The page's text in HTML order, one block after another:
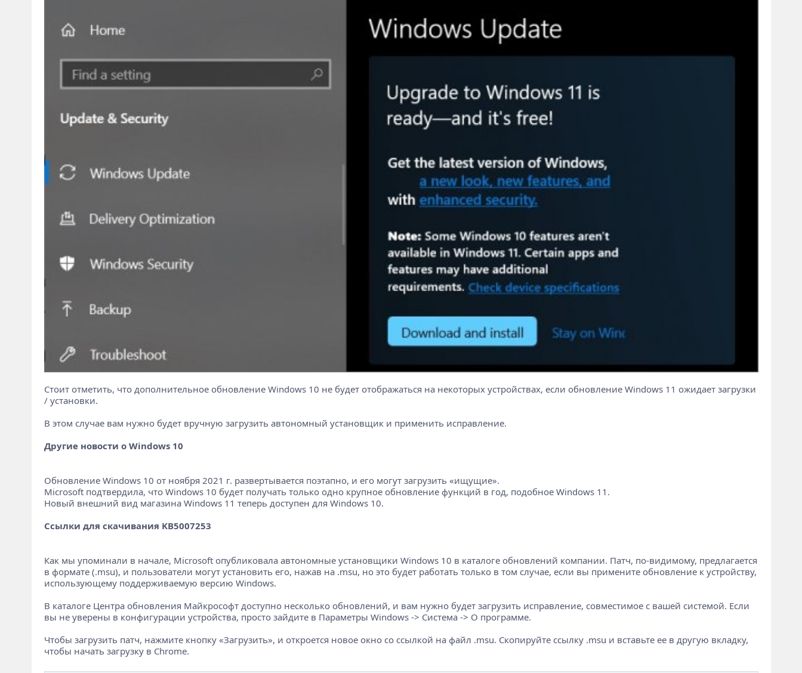
Стоит отметить, что дополнительное обновление Windows 10 не будет отображаться на некоторых устройствах, если обновление Windows 11 ожидает загрузки
/ установки.
В этом случае вам нужно будет вручную загрузить автономный установщик и применить исправление.
Другие новости о Windows 10
Обновление Windows 10 от ноября 2021 г. развертывается поэтапно, и его могут загрузить «ищущие».
Microsoft подтвердила, что Windows 10 будет получать только одно крупное обновление функций в год, подобное Windows 11.
Новый внешний вид магазина Windows 11 теперь доступен для Windows 10.
Ссылки для скачивания KB5007253
Как мы упоминали в начале, Microsoft опубликовала автономные установщики Windows 10 в каталоге обновлений компании. Патч, по-видимому, предлагается
в формате (.msu), и пользователи могут установить его, нажав на .msu, но это будет работать только в том случае, если вы примените обновление к устройству,
использующему поддерживаемую версию Windows.
В каталоге Центра обновления Майкрософт доступно несколько обновлений, и вам нужно будет загрузить исправление, совместимое с вашей системой. Если
вы не уверены в конфигурации устройства, просто зайдите в Параметры Windows -> Система -> О программе.
Чтобы загрузить патч, нажмите кнопку «Загрузить», и откроется новое окно со ссылкой на файл .msu. Скопируйте ссылку .msu и вставьте ее в другую вкладку,
чтобы начать загрузку в Chrome.